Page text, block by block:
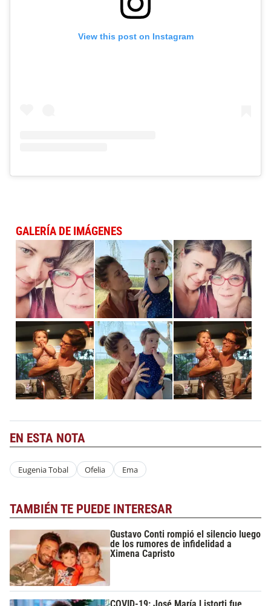
View this post on Instagram
GALERÍA DE IMÁGENES
EN ESTA NOTA
Eugenia Tobal Ofelia Ema
TAMBIÉN TE PUEDE INTERESAR
Gustavo Conti rompió el silencio luego
de los rumores de infidelidad a
Ximena Capristo